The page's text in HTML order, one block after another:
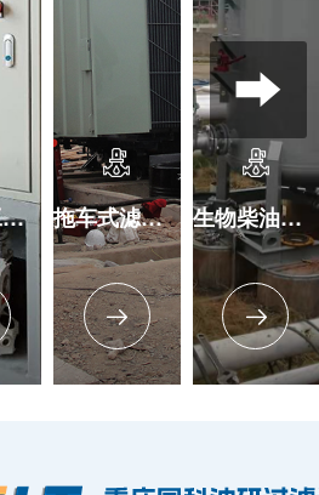
榆社化工润滑油处理现场 拖车式滤油机巴基斯坦滤油使用现场 生物柴油过滤机安装现场